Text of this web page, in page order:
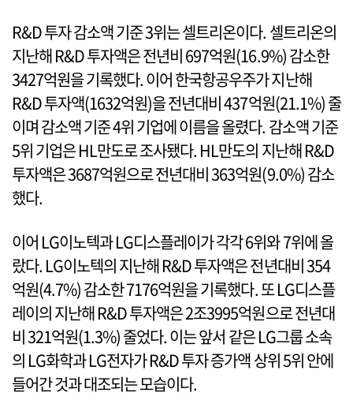
R&D 투자 감소액 기준 3위는 셀트리온이다. 셀트리온의
지난해 R&D 투자액은 전년비 697억원(16.9%) 감소한
3427억원을 기록했다. 이어 한국항공우주가 지난해
R&D 투자액(1632억원)을 전년대비 437억원(21.1%) 줄
이며 감소액 기준 4위 기업에 이름을 올렸다. 감소액 기준
5위 기업은 HL만도로 조사됐다. HL만도의 지난해 R&D
투자액은 3687억원으로 전년대비 363억원(9.0%) 감소
했다.
이어 LG이노텍과 LG디스플레이가 각각 6위와 7위에 올
랐다. LG이노텍의 지난해 R&D 투자액은 전년대비 354
억원(4.7%) 감소한 7176억원을 기록했다. 또 LG디스플
레이의 지난해 R&D 투자액은 2조3995억원으로 전년대
비 321억원(1.3%) 줄었다. 이는 앞서 같은 LG그룹 소속
의 LG화학과 LG전자가 R&D 투자 증가액 상위 5위 안에
들어간 것과 대조되는 모습이다.